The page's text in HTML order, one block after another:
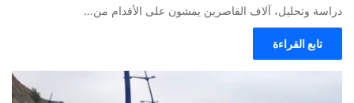
دراسة وتحليل، آلاف القاصرين يمشون على الأقدام من…
تابع القراءة